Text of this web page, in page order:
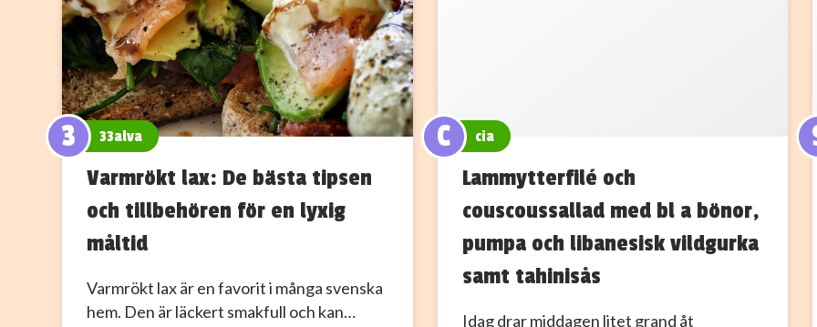
3 33alva
Varmrökt lax: De bästa tipsen
och tillbehören för en lyxig
måltid
Varmrökt lax är en favorit i många svenska
hem. Den är läckert smakfull och kan…
C cia
Lammytterfilé och
couscoussallad med bl a bönor,
pumpa och libanesisk vildgurka
samt tahinisås
Idag drar middagen litet grand åt